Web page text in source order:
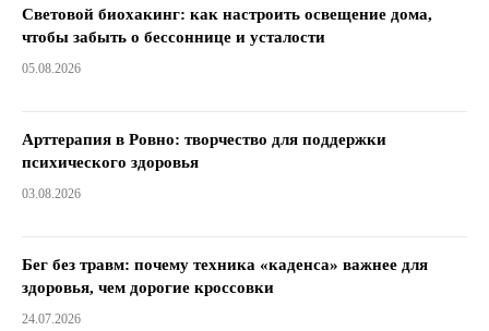
Световой биохакинг: как настроить освещение дома,
чтобы забыть о бессоннице и усталости
05.08.2026
Арттерапия в Ровно: творчество для поддержки
психического здоровья
03.08.2026
Бег без травм: почему техника «каденса» важнее для
здоровья, чем дорогие кроссовки
24.07.2026